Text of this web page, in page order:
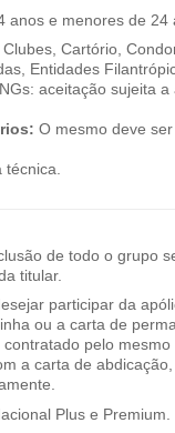
anos e menores de 24
Cartório,
Entidades
aceitação sujeita
O mesmo deve
técnica.
de todo o grupo
titular.
participar da
ou a carta de
pelo
a carta de
Plus e Premium.